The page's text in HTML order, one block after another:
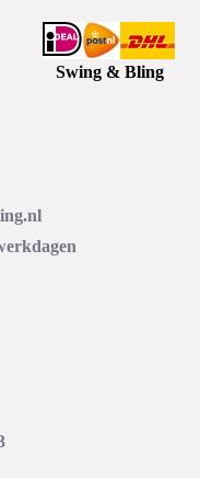
Swing & Bling